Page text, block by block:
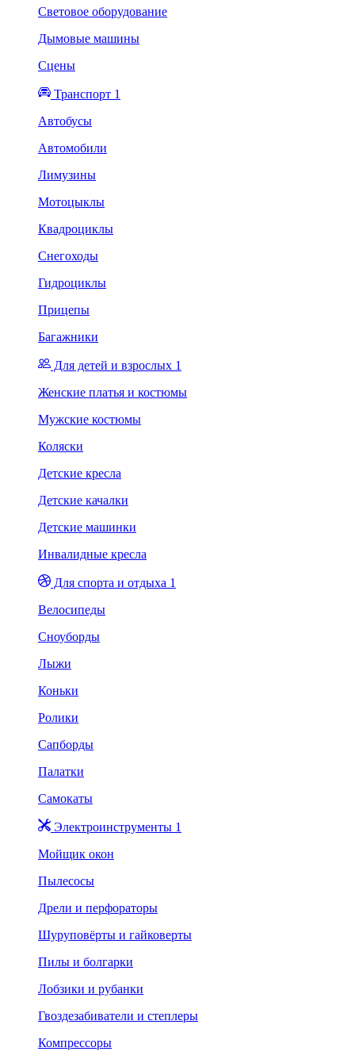
Световое оборудование
Дымовые машины
Сцены
Транспорт 1
Автобусы
Автомобили
Лимузины
Мотоцыклы
Квадроциклы
Снегоходы
Гидроциклы
Прицепы
Багажники
Для детей и взрослых 1
Женские платья и костюмы
Мужские костюмы
Коляски
Детские кресла
Детские качалки
Детские машинки
Инвалидные кресла
Для спорта и отдыха 1
Велосипеды
Сноуборды
Лыжи
Коньки
Ролики
Сапборды
Палатки
Самокаты
Электроинструменты 1
Мойщик окон
Пылесосы
Дрели и перфораторы
Шуруповёрты и гайковерты
Пилы и болгарки
Лобзики и рубанки
Гвоздезабиватели и степлеры
Компрессоры